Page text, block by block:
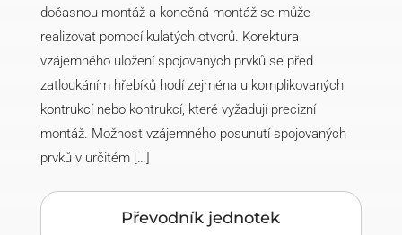
dočasnou montáž a konečná montáž se může
realizovat pomocí kulatých otvorů. Korektura
vzájemného uložení spojovaných prvků se před
zatloukáním hřebíků hodí zejména u komplikovaných
kontrukcí nebo kontrukcí, které vyžadují precizní
montáž. Možnost vzájemného posunutí spojovaných
prvků v určitém […]
Převodník jednotek